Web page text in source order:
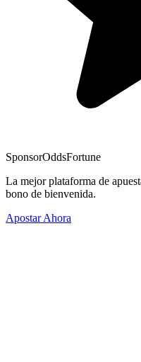
SponsorOddsFortune
La mejor plataforma de
bono de bienvenida.
Apostar Ahora